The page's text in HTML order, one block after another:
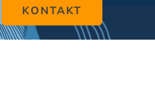
KONTAKT